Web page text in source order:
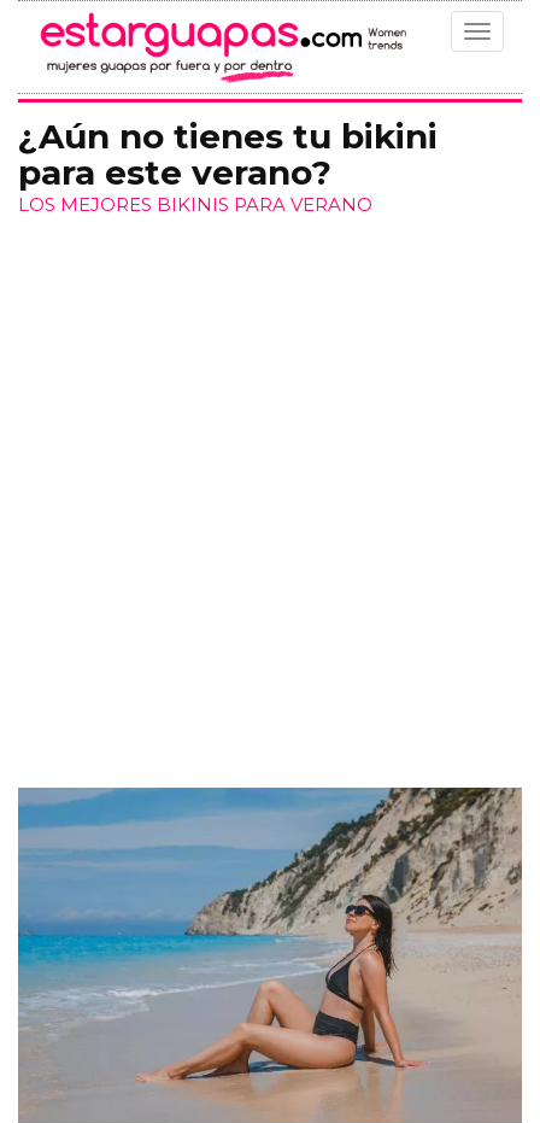
Toggle
¿Aún no tienes tu bikini
para este verano?
LOS MEJORES BIKINIS PARA VERANO